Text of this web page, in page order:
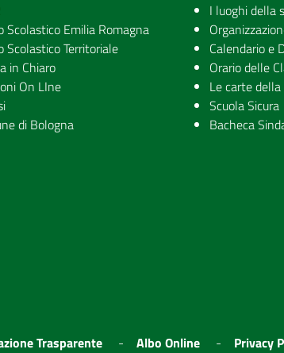
Scolastico Emilia Romagna
Scolastico Territoriale
in Chiaro
On LIne
di Bologna
I luoghi della
Calendario e
Orario delle
Le carte
Scuola Sicura
Bacheca
Trasparente Albo Online Privacy